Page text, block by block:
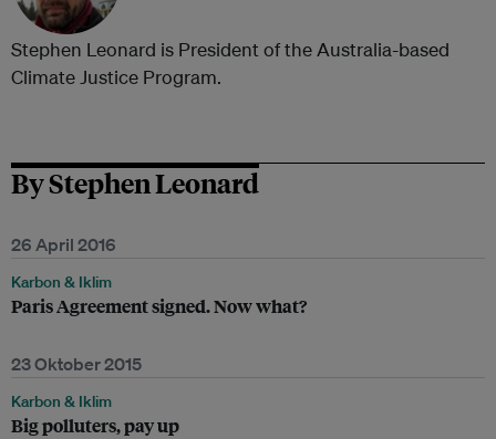
Stephen Leonard is President of the Australia-based
Climate Justice Program.
By Stephen Leonard
26 April 2016
Karbon & Iklim
Paris Agreement signed. Now what?
23 Oktober 2015
Karbon & Iklim
Big polluters, pay up